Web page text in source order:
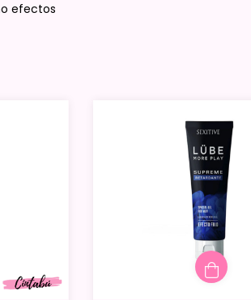
efectos